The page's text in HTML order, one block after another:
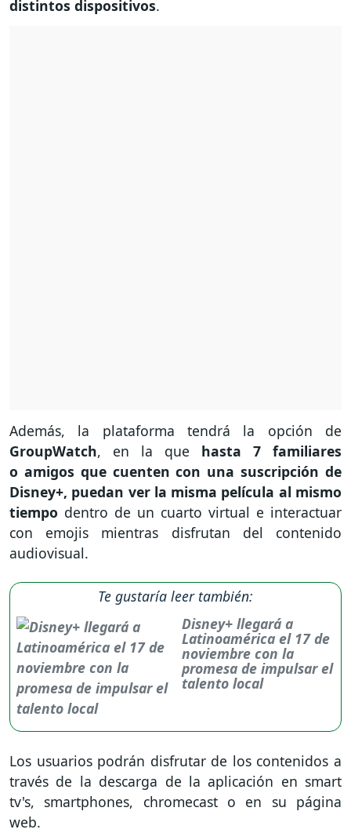
distintos dispositivos.
Además, la plataforma tendrá la opción de
GroupWatch, en la que hasta 7 familiares
o amigos que cuenten con una suscripción de
Disney+, puedan ver la misma película al mismo
tiempo dentro de un cuarto virtual e interactuar
con emojis mientras disfrutan del contenido
audiovisual.
Te gustaría leer también:
Disney+ llegará a
Latinoamérica el 17 de
noviembre con la
promesa de impulsar el
talento local
Los usuarios podrán disfrutar de los contenidos a
través de la descarga de la aplicación en smart
tv's, smartphones, chromecast o en su página
web.